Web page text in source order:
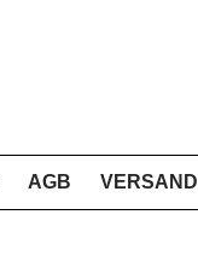
AGB VERSAND